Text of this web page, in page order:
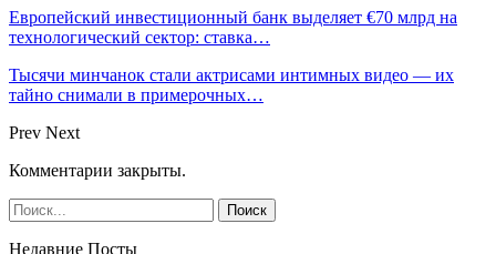
Европейский инвестиционный банк выделяет €70 млрд на
технологический сектор: ставка…
Тысячи минчанок стали актрисами интимных видео — их
тайно снимали в примерочных…
Prev Next
Комментарии закрыты.
Недавние Посты